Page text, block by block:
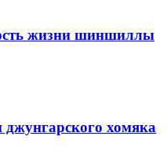
жизни шиншиллы
джунгарского хомяка